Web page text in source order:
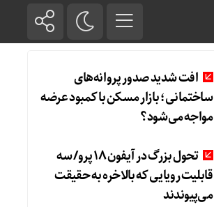
افت شدید صدور پروانه‌های
ساختمانی؛ بازار مسکن با کمبود عرضه
مواجه می‌شود؟
تحول بزرگ در آیفون ۱۸ پرو/ سه
قابلیت رویایی که بالاخره به حقیقت
می‌پیوندند